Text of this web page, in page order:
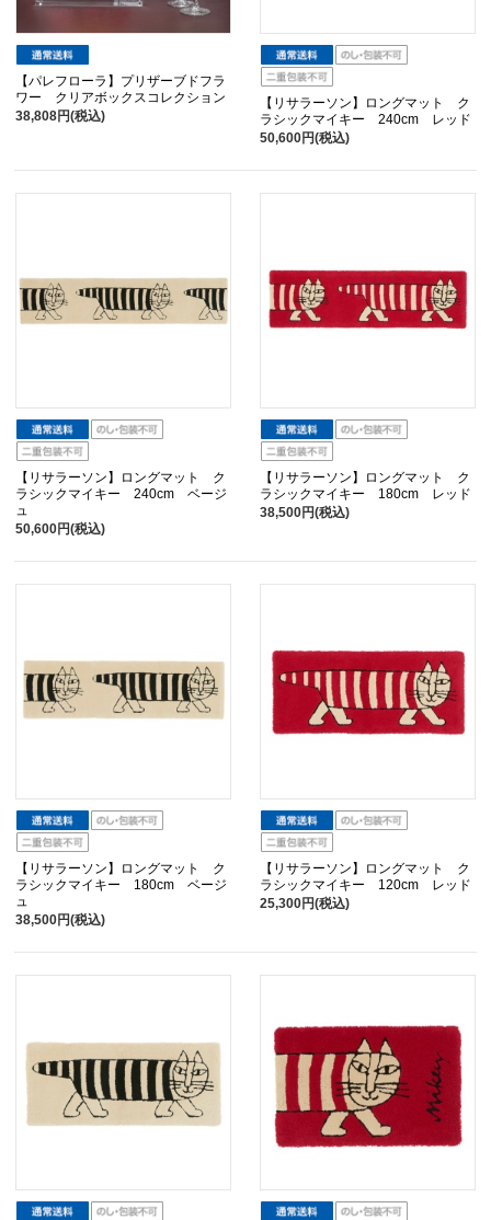
【パレフローラ】プリザーブドフラ
ワー クリアボックスコレクション
38,808円(税込)
【リサラーソン】ロングマット ク
ラシックマイキー 240cm レッド
50,600円(税込)
【リサラーソン】ロングマット ク
ラシックマイキー 240cm ベージ
ュ
50,600円(税込)
【リサラーソン】ロングマット ク
ラシックマイキー 180cm レッド
38,500円(税込)
【リサラーソン】ロングマット ク
ラシックマイキー 180cm ベージ
ュ
38,500円(税込)
【リサラーソン】ロングマット ク
ラシックマイキー 120cm レッド
25,300円(税込)